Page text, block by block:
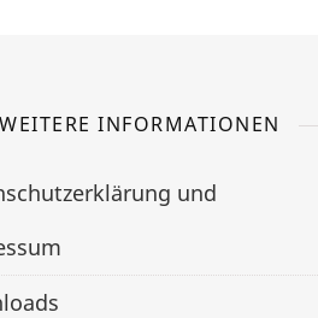
WEITERE INFORMATIONEN
und